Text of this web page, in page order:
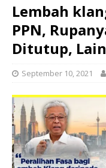
Lembah
PPN,
Ditutup,
September 10, 2021